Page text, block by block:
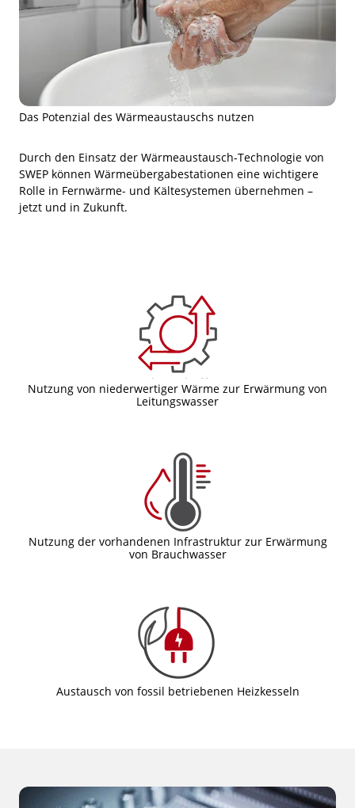
Das Potenzial des Wärmeaustauschs nutzen
Durch den Einsatz der Wärmeaustausch-Technologie von
SWEP können Wärmeübergabestationen eine wichtigere
Rolle in Fernwärme- und Kältesystemen übernehmen –
jetzt und in Zukunft.
Nutzung von niederwertiger Wärme zur Erwärmung von
Leitungswasser
Nutzung der vorhandenen Infrastruktur zur Erwärmung
von Brauchwasser
Austausch von fossil betriebenen Heizkesseln